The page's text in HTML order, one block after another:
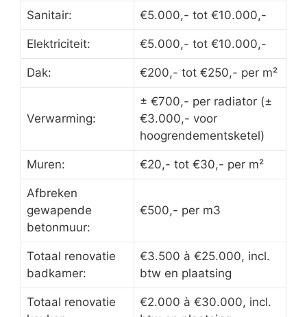
Sanitair: €5.000,- tot €10.000,-
Elektriciteit: €5.000,- tot €10.000,-
Dak: €200,- tot €250,- per m²
Verwarming:
± €700,- per radiator (±
€3.000,- voor
hoogrendementsketel)
Muren: €20,- tot €30,- per m²
Afbreken
gewapende
betonmuur:
€500,- per m3
Totaal renovatie
badkamer:
€3.500 à €25.000, incl.
btw en plaatsing
Totaal renovatie
€2.000 à €30.000, incl.